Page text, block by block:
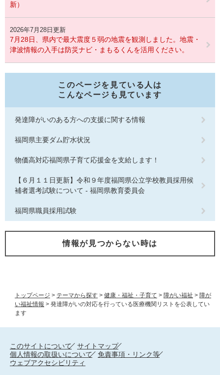
トップページ > テーマから探す > 健康・福祉・子育て > 障がい福祉 > 障が
い福祉情報 > 発達障がいの対応を行っている医療機関リストを公表してい
ます
新）
2026年7月28日更新
7月28日、県内で最大震度５弱の地震を観測しました。地震・
津波情報の入手は防災ナビ・まもるくんを活用ください。
このページを見ている人は
こんなページも見ています
発達障がいのある方への支援に関する情報
福岡県主要ダム貯水状況
物価高対応福岡県子育て応援金を支給します！
【６月１１日更新】令和９年度福岡県公立学校教員採用候
補者選考試験について - 福岡県教育委員会
福岡県職員採用試験
情報が見つからない時は
このサイトについて
サイトマップ
個人情報の取扱いについて
免責事項・リンク等
ウェブアクセシビリティ